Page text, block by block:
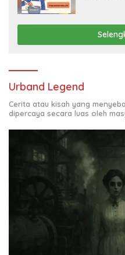
Urband Legend
Cerita atau kisah yang
dipercaya secara luas oleh